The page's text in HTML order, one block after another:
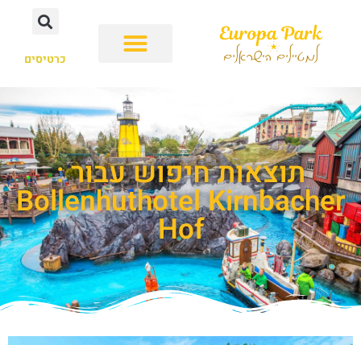
כרטיסים
תוצאות חיפוש עבור :
Bollenhuthotel Kirnbacher
Hof